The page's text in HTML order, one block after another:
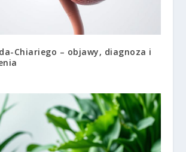
Chiariego – objawy, diagnoza i